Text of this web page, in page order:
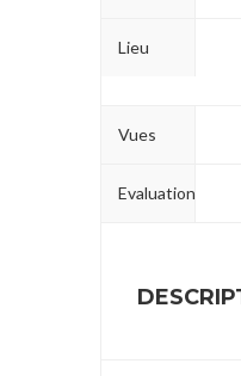
Lieu
Vues
Evaluation